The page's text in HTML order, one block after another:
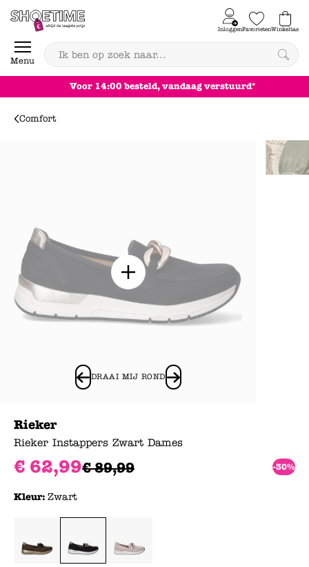
Skip to content
Menu
InloggenFavorietenWinkeltas
0
besteld, vandaag verstuurd*
Comfort
DRAAI MIJ ROND
Rieker
Rieker Instappers Zwart Dames
€ 62,99€ 89,99 -30%
Kleur: Zwart